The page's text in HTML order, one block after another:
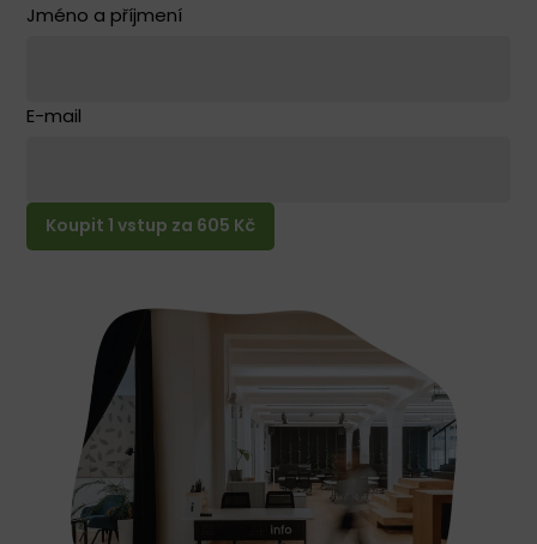
Jméno a příjmení
E-mail